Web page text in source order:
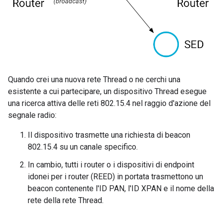
Quando crei una nuova rete Thread o ne cerchi una
esistente a cui partecipare, un dispositivo Thread esegue
una ricerca attiva delle reti 802.15.4 nel raggio d'azione del
segnale radio:
Il dispositivo trasmette una richiesta di beacon
802.15.4 su un canale specifico.
In cambio, tutti i router o i dispositivi di endpoint
idonei per i router (REED) in portata trasmettono un
beacon contenente l'ID PAN, l'ID XPAN e il nome della
rete della rete Thread.